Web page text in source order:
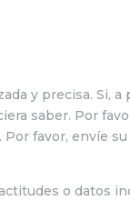
y precisa. Si, a
saber. Por
favor, envíe
o datos